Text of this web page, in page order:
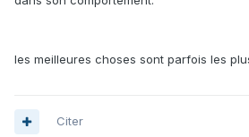
les meilleures choses sont parfois les
Citer